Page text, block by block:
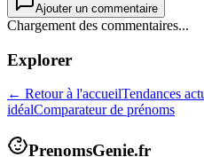
Ajouter un commentaire
Chargement des commentaires...
Explorer
← Retour à l'accueilTendances
idéalComparateur de prénoms
PrenomsGenie.fr